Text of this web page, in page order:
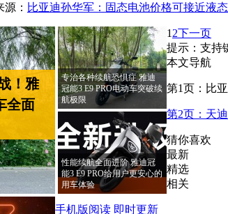
： 比亚迪孙华军：固态电池价格可接近液
！雅
全面
专治各种续航恐惧症 雅迪
冠能3 E9 PRO电动车突破续
航极限
性能续航全面进阶 雅迪冠
能3 E9 PRO给用户更安心的
用车体验
1 2下一页
提示：支
本文导航
第1页：比
第2页：天
猜你喜欢
最新
精选
相关
手机版阅读 即时更新